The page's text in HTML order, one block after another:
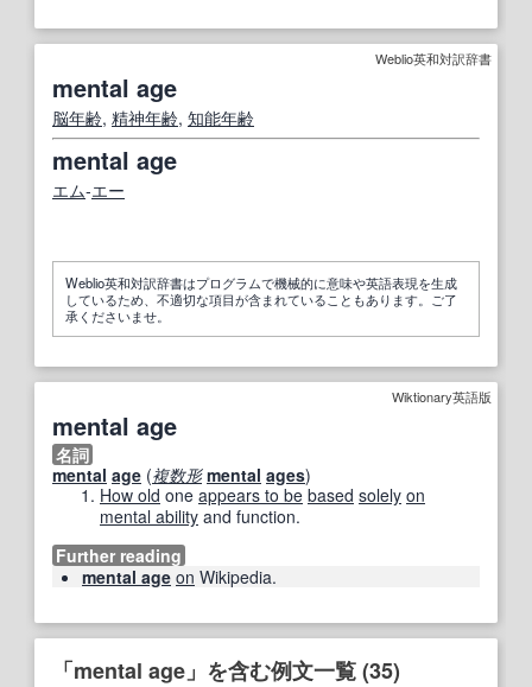
Weblio英和対訳辞書
mental age
脳年齢, 精神年齢, 知能年齢
mental age
エム‐エー
Weblio英和対訳辞書はプログラムで機械的に意味や英語表現を生成
しているため、不適切な項目が含まれていることもあります。ご了
承くださいませ。
Wiktionary英語版
mental age
名詞
mental age (複数形 mental ages)
How old one appears to be based solely on
mental ability and function.
Further reading
mental age on Wikipedia.
「mental age」を含む例文一覧 (35)